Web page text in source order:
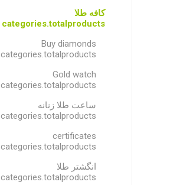
کافه طلا
categories.totalproducts
Buy diamonds
categories.totalproducts
Gold watch
categories.totalproducts
ساعت طلا زنانه
categories.totalproducts
certificates
categories.totalproducts
انگشتر طلا
categories.totalproducts